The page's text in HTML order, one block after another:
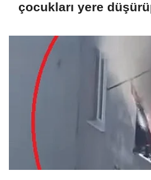
çocukları yere